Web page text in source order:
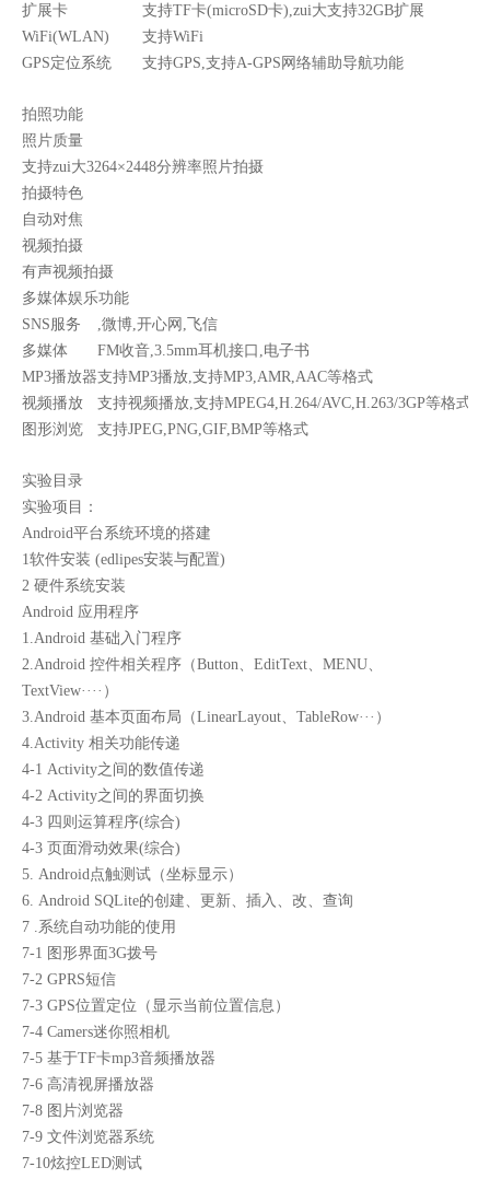
扩展卡
支持TF卡(microSD卡),zui大支持32GB扩展
WiFi(WLAN)
支持WiFi
GPS定位系统
支持GPS,支持A-GPS网络辅助导航功能
拍照功能
照片质量
支持zui大3264×2448分辨率照片拍摄
拍摄特色
自动对焦
视频拍摄
有声视频拍摄
多媒体娱乐功能
SNS服务
,微博,开心网,飞信
多媒体
FM收音,3.5mm耳机接口,电子书
MP3播放器支持MP3播放,支持MP3,AMR,AAC等格式
视频播放
支持视频播放,支持MPEG4,H.264/AVC,H.263/3GP等格式
图形浏览
支持JPEG,PNG,GIF,BMP等格式
实验目录
实验项目：
Android平台系统环境的搭建
1软件安装 (edlipes安装与配置)
2 硬件系统安装
Android 应用程序
1.Android 基础入门程序
2.Android 控件相关程序（Button、EditText、MENU、
TextView····）
3.Android 基本页面布局（LinearLayout、TableRow···）
4.Activity 相关功能传递
4-1 Activity之间的数值传递
4-2 Activity之间的界面切换
4-3 四则运算程序(综合)
4-3 页面滑动效果(综合)
5. Android点触测试（坐标显示）
6. Android SQLite的创建、更新、插入、改、查询
7 .系统自动功能的使用
7-1 图形界面3G拨号
7-2 GPRS短信
7-3 GPS位置定位（显示当前位置信息）
7-4 Camers迷你照相机
7-5 基于TF卡mp3音频播放器
7-6 高清视屏播放器
7-8 图片浏览器
7-9 文件浏览器系统
7-10炫控LED测试